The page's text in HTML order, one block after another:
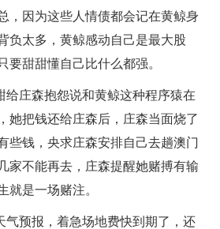
，因为这些人情债都会记在黄鲸身
负太多，黄鲸感动自己是最大股
要甜甜懂自己比什么都强。
庄森抱怨说和黄鲸这种程序猿在
她把钱还给庄森后，庄森当面烧了
些钱，央求庄森安排自己去趟澳门
家不能再去，庄森提醒她赌搏有输
就是一场赌注。
预报，着急场地费快到期了，还